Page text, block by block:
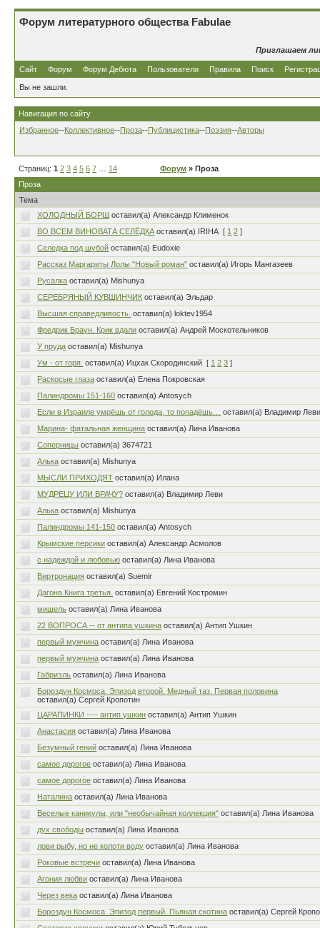
Форум литературного общества Fabulae
Приглашаем
Сайт Форум Форум Дебюта Пользователи Правила Поиск
Вы не зашли.
Навигация по сайту
Избранное--Коллективное--Проза--Публицистика--Поэзия--Авторы
Страниц: 1 2 3 4 5 6 7 14 Форум » Проза
Проза
Тема
ХОЛОДНЫЙ БОРЩ оставил(а) Александр Клименок
ВО ВСЕМ ВИНОВАТА СЕЛЁДКА оставил(а) IRIHA [ 1 2 ]
Селедка под шубой оставил(а) Eudoxie
Рассказ Маргариты Лолы "Новый роман" оставил(а) Игорь Мангазеев
Русалка оставил(а) Mishunya
СЕРЕБРЯНЫЙ КУВШИНЧИК оставил(а) Эльдар
Высшая справедливость. оставил(а) loktev1954
Фредрик Браун. Крик вдали оставил(а) Андрей Москотельников
У пруда оставил(а) Mishunya
Ум - от горя. оставил(а) Ицхак Скородинский [ 1 2 3 ]
Раскосые глаза оставил(а) Елена Покровская
Палиндромы 151-160 оставил(а) Antosych
Если в Израиле умрёшь от голода, то попадёшь…
оставил(а) Владимир
Марина- фатальная женщина оставил(а) Лина Иванова
Соперницы оставил(а) 3674721
Алька оставил(а) Mishunya
МЫСЛИ ПРИХОДЯТ оставил(а) Илана
МУДРЕЦУ ИЛИ ВРАЧУ? оставил(а) Владимир Леви
Алька оставил(а) Mishunya
Палиндромы 141-150 оставил(а) Antosych
Крымские персики оставил(а) Александр Асмолов
c надеждой и любовью оставил(а) Лина Иванова
Виртронация оставил(а) Suemir
Дагона.Книга третья. оставил(а) Евгений Костромин
мишель оставил(а) Лина Иванова
22 ВОПРОСА -- от антипа ушкина оставил(а) Антип Ушкин
первый мужчина оставил(а) Лина Иванова
первый мужчина оставил(а) Лина Иванова
Габриэль оставил(а) Лина Иванова
Бороздун Космоса. Эпизод второй. Медный таз. Первая половина
оставил(а) Сергей Кропотин
ЦАРАПИНКИ ---- антип ушкин оставил(а) Антип Ушкин
Анастасия оставил(а) Лина Иванова
Безумный гений оставил(а) Лина Иванова
самое дорогое оставил(а) Лина Иванова
самое дорогое оставил(а) Лина Иванова
Наталина оставил(а) Лина Иванова
Веселые каникулы, или "необычайная коллекция" оставил(а) Лина Иванова
дух свободы оставил(а) Лина Иванова
лови рыбу, но не колоти воду оставил(а) Лина Иванова
Роковые встречи оставил(а) Лина Иванова
Агония любви оставил(а) Лина Иванова
Через века оставил(а) Лина Иванова
Бороздун Космоса. Эпизод первый. Пьяная скотина оставил(а) Сергей